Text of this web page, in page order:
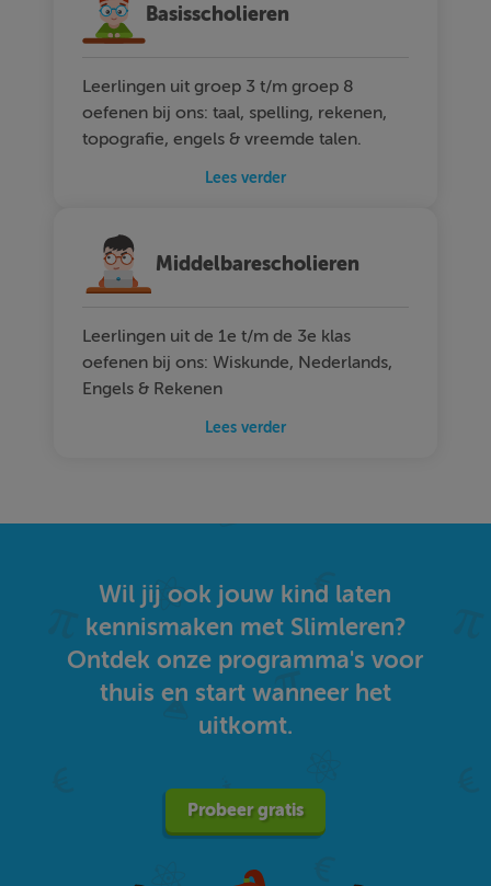
Basisscholieren
Leerlingen uit groep 3 t/m groep 8
oefenen bij ons: taal, spelling, rekenen,
topografie, engels & vreemde talen.
Lees verder
Middelbarescholieren
Leerlingen uit de 1e t/m de 3e klas
oefenen bij ons: Wiskunde, Nederlands,
Engels & Rekenen
Lees verder
Wil jij ook jouw kind laten
kennismaken met Slimleren?
Ontdek onze programma's voor
thuis en start wanneer het
uitkomt.
Probeer gratis